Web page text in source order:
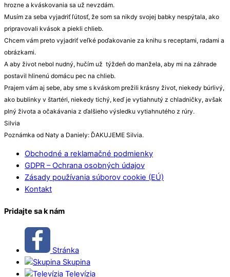
hrozne a kváskovania sa už nevzdám.
Musím za seba vyjadriť ľútosť, že som sa nikdy svojej babky nespýtala, ako
pripravovali kvások a piekli chlieb.
Chcem vám preto vyjadriť veľké poďakovanie za knihu s receptami, radami a
obrázkami.
A aby život nebol nudný, hučím už týždeň do manžela, aby mi na záhrade
postavil hlinenú domácu pec na chlieb.
Prajem vám aj sebe, aby sme s kváskom prežili krásny život, niekedy búrlivý,
ako bublinky v štartéri, niekedy tichý, keď je vytiahnutý z chladničky, avšak
plný života a očakávania z ďalšieho výsledku vytiahnutého z rúry.
Silvia
Poznámka od Naty a Daniely: ĎAKUJEME Silvia.
Obchodné a reklamačné podmienky
GDPR – Ochrana osobných údajov
Zásady používania súborov cookie (EÚ)
Kontakt
Pridajte sa k nám
Stránka
Skupina
Televízia